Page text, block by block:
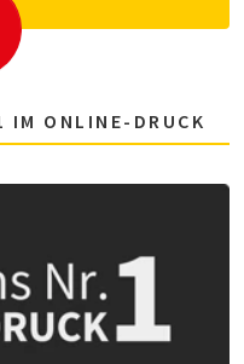
IM ONLINE-DRUCK